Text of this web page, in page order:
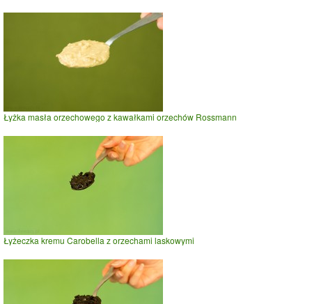
Łyżka masła orzechowego z kawałkami orzechów Rossmann
Łyżeczka kremu Carobella z orzechami laskowymi